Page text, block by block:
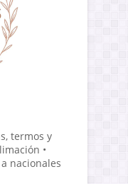
termos y
•
nacionales